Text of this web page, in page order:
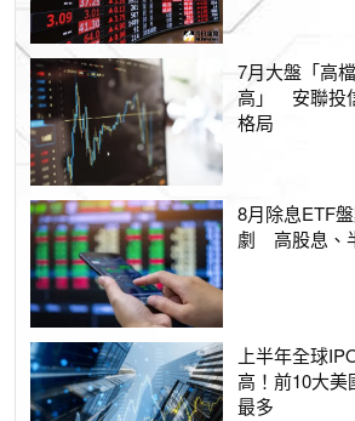
7月大盤「高
高」 安聯投
格局
8月除息ETF
劇 高股息、
上半年全球
高！前10大
最多